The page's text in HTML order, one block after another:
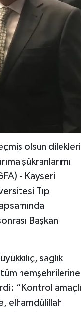
olsun dilekleri
şükranlarımı
- Kayseri
Tıp
Başkan
sağlık
hemşehrilerine
“Kontrol amaçlı
elhamdülillah